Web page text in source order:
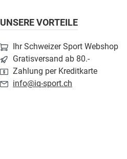
UNSERE VORTEILE
Ihr Schweizer Sport Webshop
Gratisversand ab 80.-
Zahlung per Kreditkarte
info@iq-sport.ch